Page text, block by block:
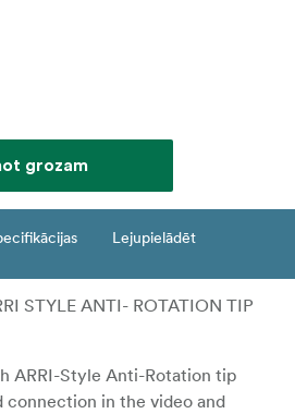
grozam
Lejupielādēt
STYLE ANTI- ROTATION TIP
ARRI-Style Anti-Rotation tip
connection in the video and